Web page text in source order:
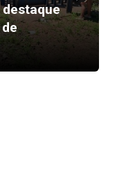
destaque
Next